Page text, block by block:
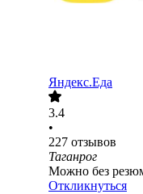
Яндекс.Еда
3.4
•
227 отзывов
Таганрог
Можно без
Откликнуться